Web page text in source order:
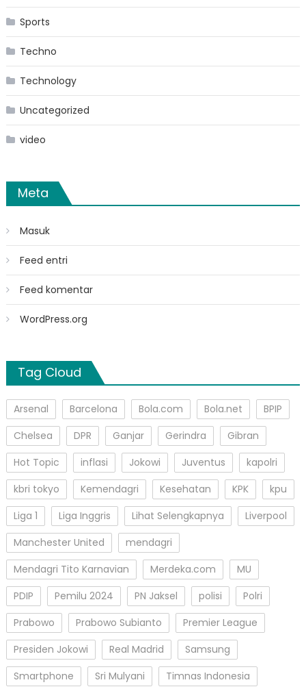
Sports
Techno
Technology
Uncategorized
video
Meta
Masuk
Feed entri
Feed komentar
WordPress.org
Tag Cloud
Arsenal Barcelona Bola.com Bola.net
BPIP
Chelsea
DPR Ganjar Gerindra
Gibran
Hot Topic
inflasi Jokowi Juventus
kapolri
kbri tokyo
Kemendagri Kesehatan KPK
kpu
Liga 1
Liga Inggris Lihat Selengkapnya
Liverpool
Manchester United
mendagri
Mendagri Tito Karnavian
Merdeka.com
MU
PDIP
Pemilu 2024 PN Jaksel polisi
Polri
Prabowo
Prabowo Subianto
Premier League
Presiden Jokowi
Real Madrid
Samsung
Smartphone
Sri Mulyani
Timnas Indonesia